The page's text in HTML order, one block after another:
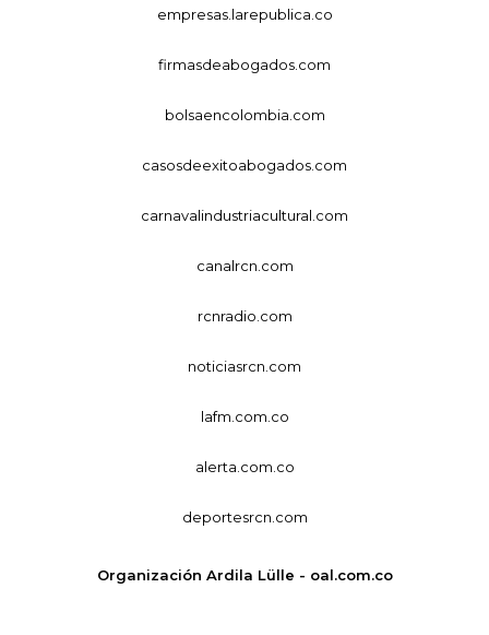
empresas.larepublica.co
firmasdeabogados.com
bolsaencolombia.com
casosdeexitoabogados.com
carnavalindustriacultural.com
canalrcn.com
rcnradio.com
noticiasrcn.com
lafm.com.co
alerta.com.co
deportesrcn.com
Organización Ardila Lülle - oal.com.co